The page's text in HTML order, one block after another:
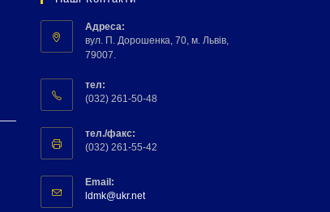
Адреса:
вул. П. Дорошенка, 70, м. Львів,
79007.
тел:
(032) 261-50-48
тел./факс:
(032) 261-55-42
Email:
ldmk@ukr.net